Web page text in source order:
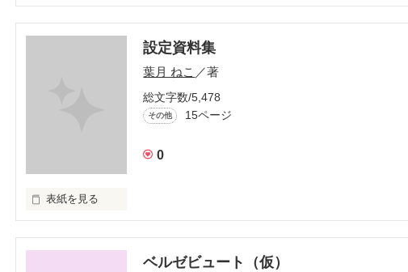
甘く切ない、遠い日の恋。
僕がはじめて恋した人は、
開始：２００７．６．２１
設定資料集
葉月 ねこ ／著
総文字数/5,478
その他 15ページ
0
表紙を見る
ベルゼビュート（仮）